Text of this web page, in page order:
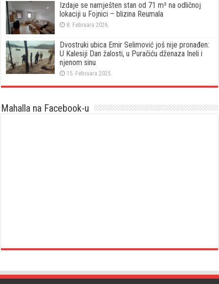
Izdaje se namješten stan od 71 m² na odličnoj
lokaciji u Fojnici – blizina Reumala
8. Februara 2026.
Dvostruki ubica Emir Selimović još nije pronađen:
U Kalesiji Dan žalosti, u Puračiću dženaza Ineli i
njenom sinu
15. Februara 2025.
Mahalla na Facebook-u